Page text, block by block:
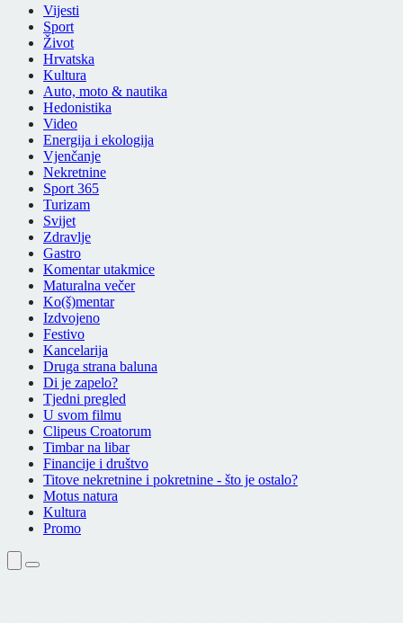
Vijesti
Sport
Život
Hrvatska
Kultura
Auto, moto & nautika
Hedonistika
Video
Energija i ekologija
Vjenčanje
Nekretnine
Sport 365
Turizam
Svijet
Zdravlje
Gastro
Komentar utakmice
Maturalna večer
Ko(š)mentar
Izdvojeno
Festivo
Kancelarija
Druga strana baluna
Di je zapelo?
Tjedni pregled
U svom filmu
Clipeus Croatorum
Timbar na libar
Financije i društvo
Titove nekretnine i pokretnine - što je ostalo?
Motus natura
Kultura
Promo